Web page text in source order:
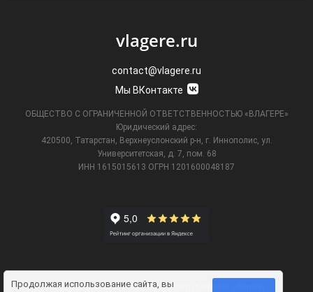
Продолжая использование сайта, вы
vlagere.ru
contact@vlagere.ru
Мы ВКонтакте
ОБЩЕСТВО С ОГРАНИЧЕННОЙ ОТВЕТСТВЕННОСТЬЮ «ВЛАГЕРЕ»
Юридический адрес:
420500, Татарстан, Верхнеуслонский р-н, г. Иннополис, ул.
Университетская,
д. 7, пом. 68
ИНН 1615015613 ОГРН 1201600048187
Информация на сайте не является публичной офертой.